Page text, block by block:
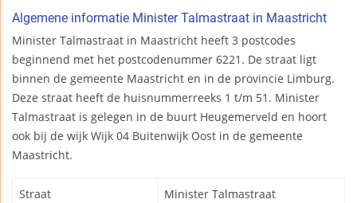
Algemene informatie Minister Talmastraat in Maastricht
Minister Talmastraat in Maastricht heeft 3 postcodes
beginnend met het postcodenummer 6221. De straat ligt
binnen de gemeente Maastricht en in de provincie Limburg.
Deze straat heeft de huisnummerreeks 1 t/m 51. Minister
Talmastraat is gelegen in de buurt Heugemerveld en hoort
ook bij de wijk Wijk 04 Buitenwijk Oost in de gemeente
Maastricht.
Straat Minister Talmastraat